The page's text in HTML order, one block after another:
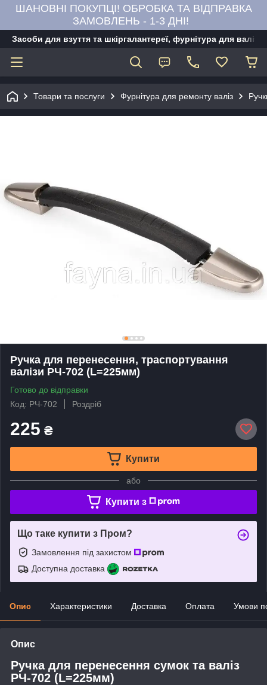
ШАНОВНІ ПОКУПЦІ! ОБРОБКА ТА ВІДПРАВКА
ЗАМОВЛЕНЬ - 1-3 ДНІ!
Засоби для взуття та шкіргалантереї, фурнітура для
Товари та послуги Фурнітура для ремонту валіз
Ручка для перенесення, траспортування
валізи РЧ-702 (L=225мм)
Готово до відправки
Код: РЧ-702
Роздріб
225 ₴
Купити
або
Купити з
Що таке купити з Пром?
Замовлення під захистом
Доступна доставка
Опис Характеристики Доставка Оплата Умови
Опис
Ручка для перенесення сумок та валіз
РЧ-702 (L=225мм)